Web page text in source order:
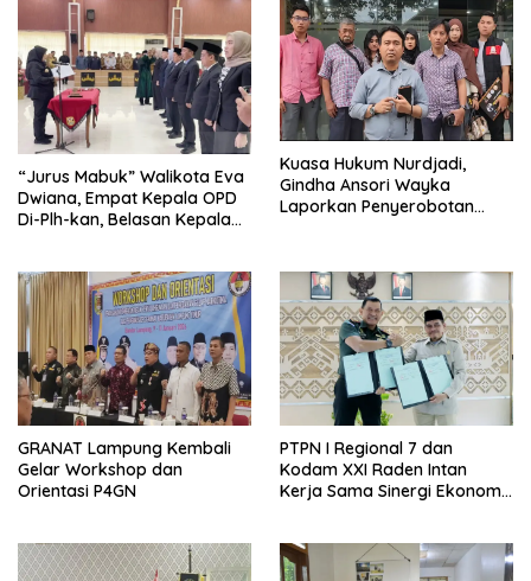
“Jurus Mabuk” Walikota Eva
Dwiana, Empat Kepala OPD
Di-Plh-kan, Belasan Kepala
Kuasa Hukum Nurdjadi,
Gindha Ansori Wayka
Laporkan Penyerobotan
GRANAT Lampung Kembali
Gelar Workshop dan
Orientasi P4GN
PTPN I Regional 7 dan
Kodam XXI Raden Intan
Kerja Sama Sinergi Ekonomi